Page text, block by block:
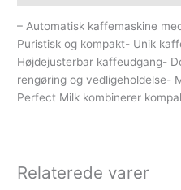
– Automatisk kaffemaskine
Puristisk og kompakt- Unik
Højdejusterbar kaffeudgang-
rengøring og vedligeholdelse-
Perfect Milk kombinerer
Relaterede varer